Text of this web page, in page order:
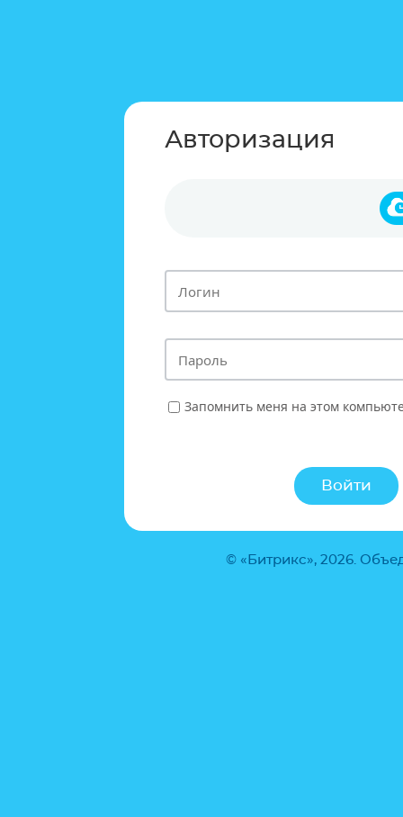
Авторизация
Запомнить меня на этом
© «Битрикс», 2026.